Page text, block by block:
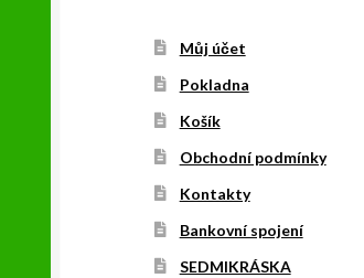
Můj účet
Pokladna
Košík
Obchodní podmínky
Kontakty
Bankovní spojení
SEDMIKRÁSKA